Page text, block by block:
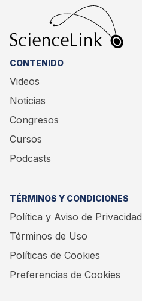
CONTENIDO
Videos
Noticias
Congresos
Cursos
Podcasts
TÉRMINOS Y CONDICIONES
Política y Aviso de Privacidad
Términos de Uso
Políticas de Cookies
Preferencias de Cookies